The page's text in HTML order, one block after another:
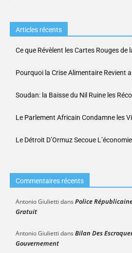
Articles récents
Ce que Révèlent les Cartes Rouges de
Pourquoi la Crise Alimentaire Revient
Soudan: la Baisse du Nil Ruine les
Le Parlement Africain Condamne les
Le Détroit D’Ormuz Secoue
Commentaires récents
Antonio Giulietti dans Police
Gratuit
Antonio Giulietti dans Bilan Des
Gouvernement